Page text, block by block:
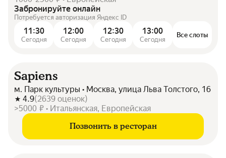
Забронируйте онлайн
Потребуется авторизация Яндекс ID
11:30
Сегодня
12:00
Сегодня
12:30
Сегодня
13:00
Сегодня
Все слоты
Sapiens
м. Парк культуры • Москва, улица Льва Толстого, 16
4.9(2639 оценок)
>5000 ₽ • Итальянская, Европейская
Позвонить в ресторан